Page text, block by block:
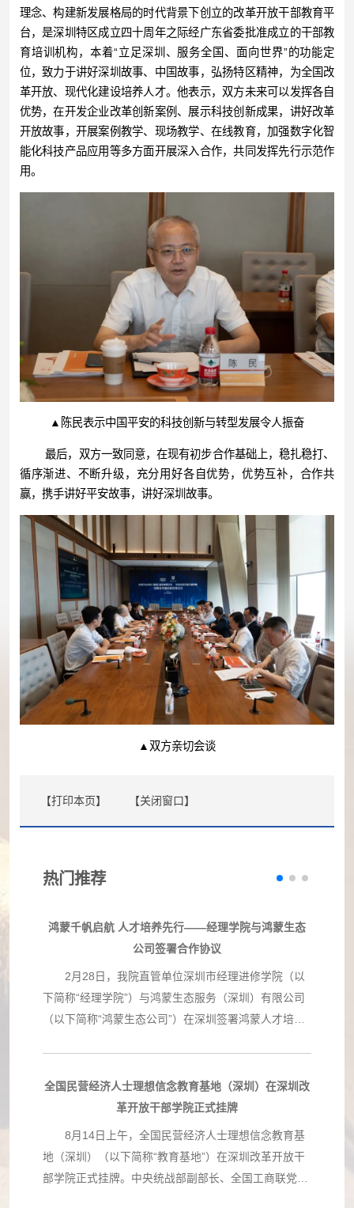
理念、构建新发展格局的时代背景下创立的改革开放干部教育平
台，是深圳特区成立四十周年之际经广东省委批准成立的干部教
育培训机构，本着“立足深圳、服务全国、面向世界”的功能定
位，致力于讲好深圳故事、中国故事，弘扬特区精神，为全国改
革开放、现代化建设培养人才。他表示，双方未来可以发挥各自
优势，在开发企业改革创新案例、展示科技创新成果，讲好改革
开放故事，开展案例教学、现场教学、在线教育，加强数字化智
能化科技产品应用等多方面开展深入合作，共同发挥先行示范作
用。
▲陈民表示中国平安的科技创新与转型发展令人振奋
最后，双方一致同意，在现有初步合作基础上，稳扎稳打、
循序渐进、不断升级，充分用好各自优势，优势互补，合作共
赢，携手讲好平安故事，讲好深圳故事。
▲双方亲切会谈
【打印本页】 【关闭窗口】
热门推荐
鸿蒙千帆启航 人才培养先行——经理学院与鸿蒙生态
公司签署合作协议
2月28日，我院直管单位深圳市经理进修学院（以
下简称“经理学院”）与鸿蒙生态服务（深圳）有限公司
（以下简称“鸿蒙生态公司”）在深圳签署鸿蒙人才培养
位。 双方同意，联合推动政府、国有企事业单位在
交通运输、工程建设、科技创新、产业升级等领域更好
全国民营经济人士理想信念教育基地（深圳）在深圳改
革开放干部学院正式挂牌
8月14日上午，全国民营经济人士理想信念教育基
地（深圳）（以下简称“教育基地”）在深圳改革开放干
部学院正式挂牌。中央统战部副部长、全国工商联党组